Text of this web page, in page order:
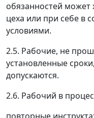
обязанностей может
цеха или при себе в
условиями.
2.5. Рабочие, не
установленные
допускаются.
2.6. Рабочий в